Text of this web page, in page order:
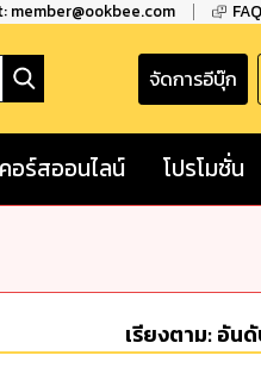
member@ookbee.com FAQ
จัดการอีบุ๊ก
คอร์สออนไลน์ โปรโมชั่น
เรียงตาม:อัน